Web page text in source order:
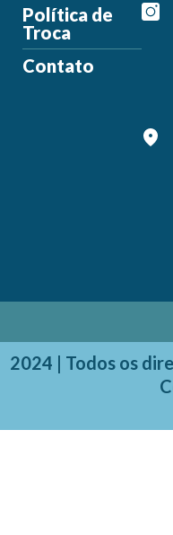
Política de
Troca
Contato
2024 | Todos os